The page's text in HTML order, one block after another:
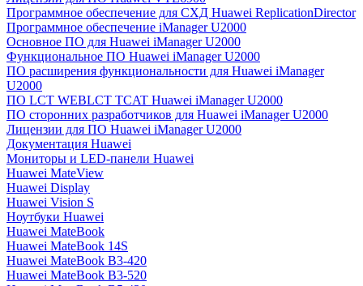
Программное обеспечение для СХД Huawei ReplicationDirector
Программное обеспечение iManager U2000
Основное ПО для Huawei iManager U2000
Функциональное ПО Huawei iManager U2000
ПО расширения функциональности для Huawei iManager
U2000
ПО LCT WEBLCT TCAT Huawei iManager U2000
ПО сторонних разработчиков для Huawei iManager U2000
Лицензии для ПО Huawei iManager U2000
Документация Huawei
Мониторы и LED-панели Huawei
Huawei MateView
Huawei Display
Huawei Vision S
Ноутбуки Huawei
Huawei MateBook
Huawei MateBook 14S
Huawei MateBook B3-420
Huawei MateBook B3-520